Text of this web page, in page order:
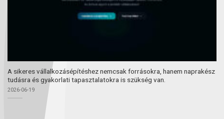
A sikeres vállalkozásépítéshez nemcsak forrásokra, hanem naprakész
tudásra és gyakorlati tapasztalatokra is szükség van.
2026-06-19